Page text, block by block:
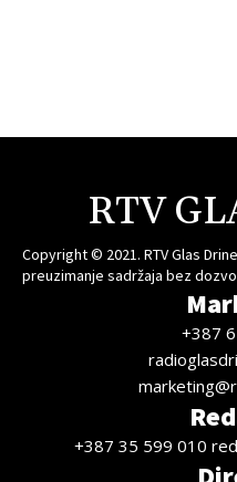
RTV
Copyright © 2021. RTV Glas
preuzimanje sadržaja bez
+387
+387 35 599 010